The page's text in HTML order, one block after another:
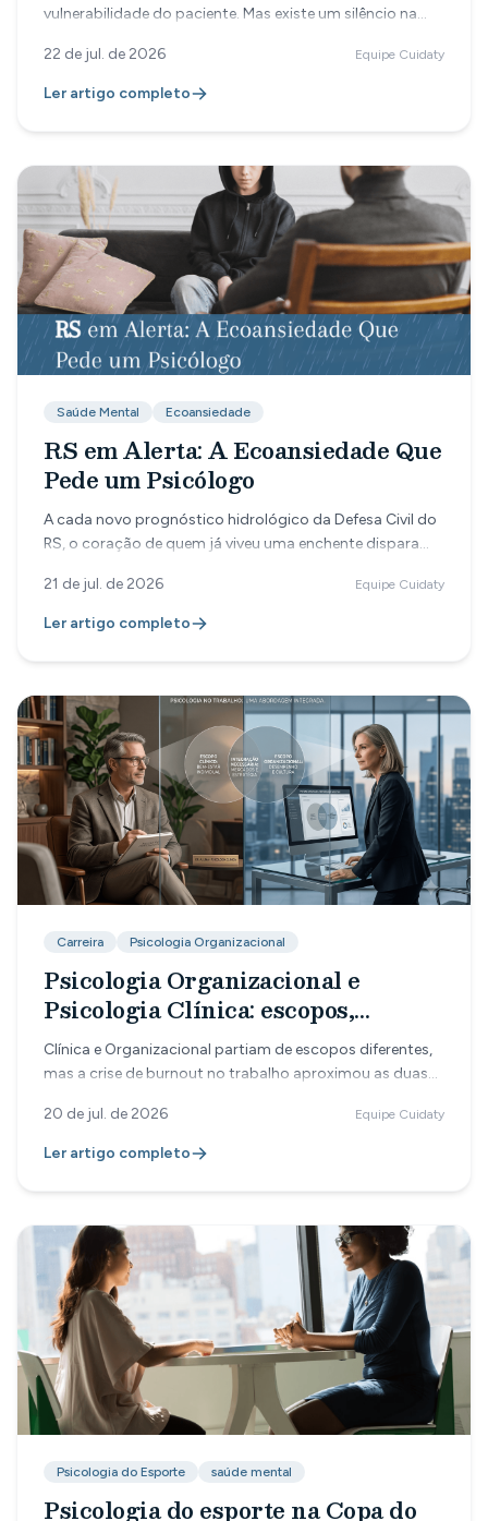
vulnerabilidade do paciente. Mas existe um silêncio na
quem cruza a linha, e a psicóloga se torna a vítima
dentro da própria sala.
22 de jul. de 2026 Equipe Cuidaty
Ler artigo completo
Saúde Mental Ecoansiedade
RS em Alerta: A Ecoansiedade Que
Pede um Psicólogo
A cada novo prognóstico hidrológico da Defesa Civil do
RS, o coração de quem já viveu uma enchente dispara
uma resposta legítima do corpo, e não um transtorno a
ser calado.
21 de jul. de 2026 Equipe Cuidaty
Ler artigo completo
Carreira Psicologia Organizacional
Psicologia Organizacional e
Psicologia Clínica: escopos,
mercados e a integração
necessária
Clínica e Organizacional partiam de escopos diferentes,
mas a crise de burnout no trabalho aproximou as duas
Brasil, EUA e Portugal, e por que dominar as duas visões
virou vantagem competitiva.
20 de jul. de 2026 Equipe Cuidaty
Ler artigo completo
Psicologia do Esporte saúde mental
Psicologia do esporte na Copa do